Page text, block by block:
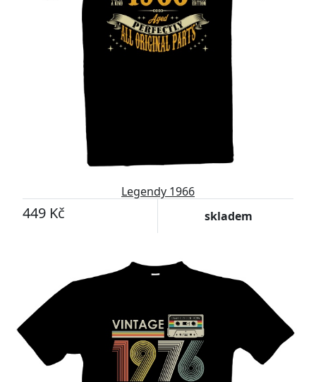
Legendy 1966
449 Kč skladem